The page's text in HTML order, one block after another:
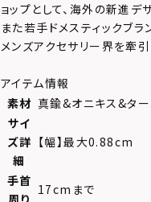
ョップとして、海外の新進
また若手ドメスティックブ
メンズアクセサリー界を牽引
アイテム情報
素材 真鍮&オニキス&タ
サイ
ズ詳
細
【幅】最大0.88cm
手首
17cmまで